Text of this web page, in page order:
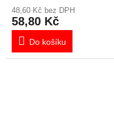
48,60 Kč bez DPH
58,80 Kč
Do košíku